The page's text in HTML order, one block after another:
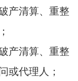
产清算、重整
产清算、重整
或代理人；